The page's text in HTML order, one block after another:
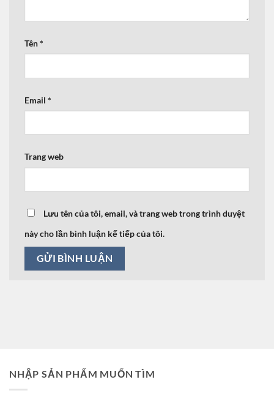
Tên*
Email *
Trang web
Lưu tên của tôi, email, và trang web trong trình duyệt
này cho lần bình luận kế tiếp của tôi.
NHẬP SẢN PHẨM MUỐN TÌM